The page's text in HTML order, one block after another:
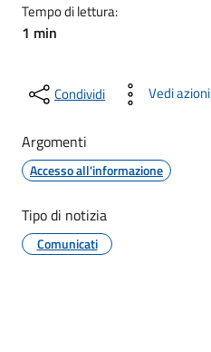
Tempo di lettura:
1 min
Condividi Vedi azioni
Argomenti
Accesso all'informazione
Tipo di notizia
Comunicati